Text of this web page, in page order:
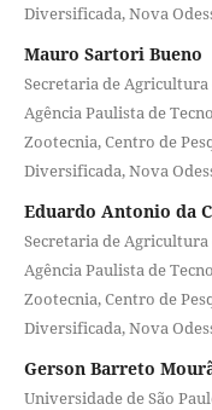
Diversificada, Nova
Mauro Sartori Bueno
Secretaria de Agricultura
Agência Paulista de
Zootecnia, Centro de
Diversificada, Nova
Eduardo Antonio da
Secretaria de Agricultura
Agência Paulista de
Zootecnia, Centro de
Diversificada, Nova
Gerson Barreto
Universidade de São